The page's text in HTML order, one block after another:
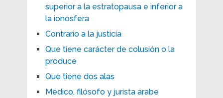
superior a la estratopausa e inferior a
la ionosfera
Contrario a la justicia
Que tiene carácter de colusión o la
produce
Que tiene dos alas
Médico, filósofo y jurista árabe